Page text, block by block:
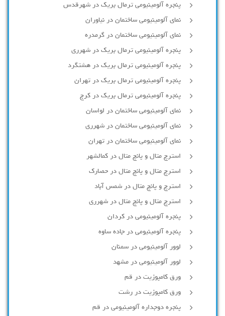
پنجره آلومینیومی ترمال بریک در شهرقدس
نمای آلومینیومی ساختمان در نیاوران
نمای آلومینیومی ساختمان در گرمدره
پنجره آلومینیومی ترمال بریک در شهرری
پنجره آلومینیومی ترمال بریک در هشتگرد
پنجره آلومینیومی ترمال بریک در تهران
پنجره آلومینیومی ترمال بریک در کرج
نمای آلومینیومی ساختمان در لواسان
نمای آلومینیومی ساختمان در شهرری
نمای آلومینیومی ساختمان در تهران
استرچ متال و پانچ متال در کمالشهر
استرچ متال و پانچ متال در حصارك
استرچ و پانچ متال در شمس آباد
استرچ متال و پانچ متال در شهرری
پنجره آلومینیومی در کردان
پنجره آلومینیومی در جاده ساوه
لوور آلومینیومی در سمنان
لوور آلومینیومی در مشهد
ورق کامپوزیت در قم
ورق کامپوزیت در رشت
پنجره دوجداره آلومينيومی در قم